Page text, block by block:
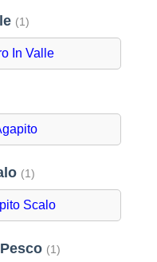
(1)
In Valle
(1)
Scalo
(1)